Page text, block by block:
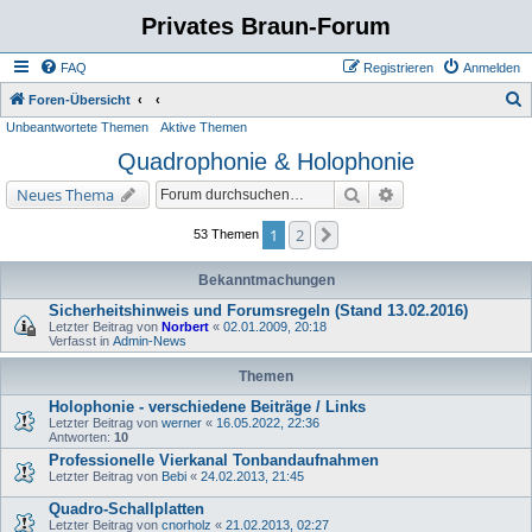
Privates Braun-Forum
FAQ Anmelden
Registrieren
Foren-Übersicht
Unbeantwortete Themen Aktive Themen
Quadrophonie & Holophonie
Neues Thema Suche
53 Themen 1 2
Bekanntmachungen
Sicherheitshinweis und Forumsregeln (Stand 13.02.2016)
Letzter Beitrag von Norbert « 02.01.2009, 20:18
Verfasst in Admin-News
Themen
Holophonie - verschiedene Beiträge / Links
Letzter Beitrag von werner « 16.05.2022, 22:36
Antworten: 10
Professionelle Vierkanal Tonbandaufnahmen
Letzter Beitrag von Bebi « 24.02.2013, 21:45
Quadro-Schallplatten
Letzter Beitrag von cnorholz « 21.02.2013, 02:27